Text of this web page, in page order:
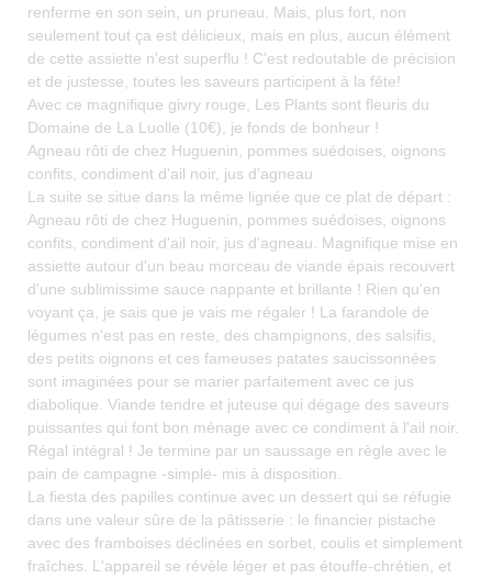
renferme en son sein, un pruneau. Mais, plus fort, non
seulement tout ça est délicieux, mais en plus, aucun élément
de cette assiette n'est superflu ! C'est redoutable de précision
et de justesse, toutes les saveurs participent à la fête!
Avec ce magnifique givry rouge, Les Plants sont fleuris du
Domaine de La Luolle (10€), je fonds de bonheur !
Agneau rôti de chez Huguenin, pommes suédoises, oignons
confits, condiment d'ail noir, jus d'agneau
La suite se situe dans la même lignée que ce plat de départ :
Agneau rôti de chez Huguenin, pommes suédoises, oignons
confits, condiment d'ail noir, jus d'agneau. Magnifique mise en
assiette autour d'un beau morceau de viande épais recouvert
d'une sublimissime sauce nappante et brillante ! Rien qu'en
voyant ça, je sais que je vais me régaler ! La farandole de
légumes n'est pas en reste, des champignons, des salsifis,
des petits oignons et ces fameuses patates saucissonnées
sont imaginées pour se marier parfaitement avec ce jus
diabolique. Viande tendre et juteuse qui dégage des saveurs
puissantes qui font bon ménage avec ce condiment à l'ail noir.
Régal intégral ! Je termine par un saussage en règle avec le
pain de campagne -simple- mis à disposition.
La fiesta des papilles continue avec un dessert qui se réfugie
dans une valeur sûre de la pâtisserie : le financier pistache
avec des framboises déclinées en sorbet, coulis et simplement
fraîches. L'appareil se révèle léger et pas étouffe-chrétien, et